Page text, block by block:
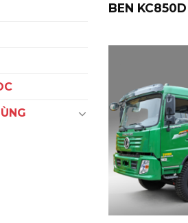
BEN